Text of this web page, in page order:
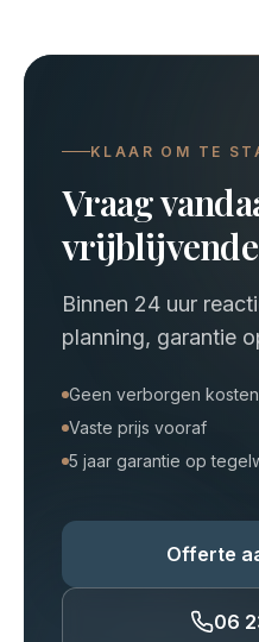
KLAAR OM TE
Vraag
Binnen 24 uur
planning, garantie
Geen verborgen kosten
Vaste prijs vooraf
5 jaar garantie op
Offerte
06